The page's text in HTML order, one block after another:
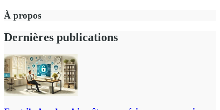
À propos
Dernières publications